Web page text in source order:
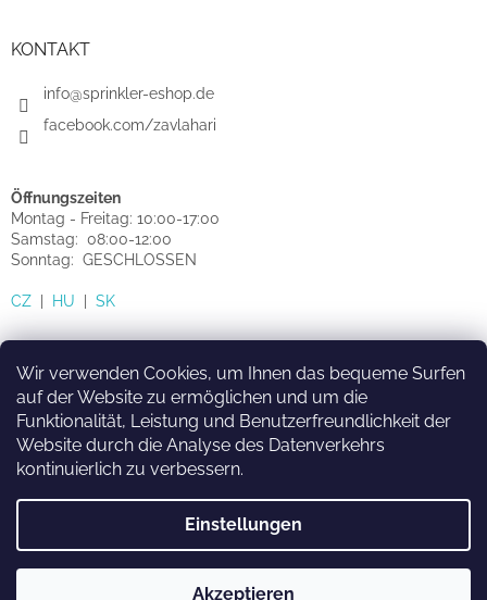
Wir verwenden Cookies, um Ihnen das bequeme Surfen
auf der Website zu ermöglichen und um die
Funktionalität, Leistung und Benutzerfreundlichkeit der
Website durch die Analyse des Datenverkehrs
kontinuierlich zu verbessern.
Einstellungen
Akzeptieren
KONTAKT
info@sprinkler-eshop.de
facebook.com/zavlahari
Öffnungszeiten
Montag - Freitag: 10:00-17:00
Samstag: 08:00-12:00
Sonntag: GESCHLOSSEN
CZ HU SK
HU SK CZ
Erstellt von Shoptet
sprinkler-eshop.de. Alle Rechte vorbehalten.